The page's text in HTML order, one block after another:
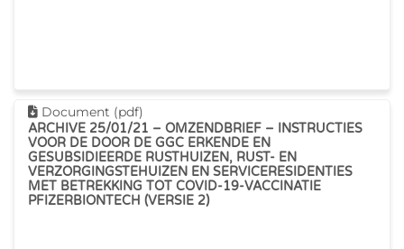
Dit document downloaden
Document (pdf)
ARCHIVE 25/01/21 – OMZENDBRIEF – INSTRUCTIES
VOOR DE DOOR DE GGC ERKENDE EN
GESUBSIDIEERDE RUSTHUIZEN, RUST- EN
VERZORGINGSTEHUIZEN EN SERVICERESIDENTIES
MET BETREKKING TOT COVID-19-VACCINATIE
PFIZERBIONTECH (VERSIE 2)